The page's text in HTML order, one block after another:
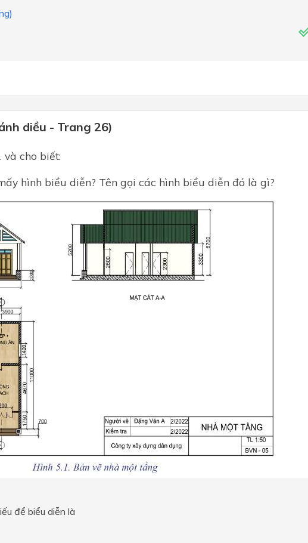
diều - Trang 26)
và cho biết:
hình biểu diễn? Tên gọi các hình biểu diễn đó là gì?
để biểu diễn là